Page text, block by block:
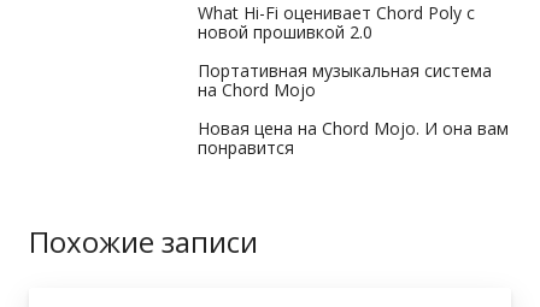
What Hi-Fi оценивает Chord Poly с
новой прошивкой 2.0
Портативная музыкальная система
на Chord Mojo
Новая цена на Chord Mojo. И она вам
понравится
Похожие записи